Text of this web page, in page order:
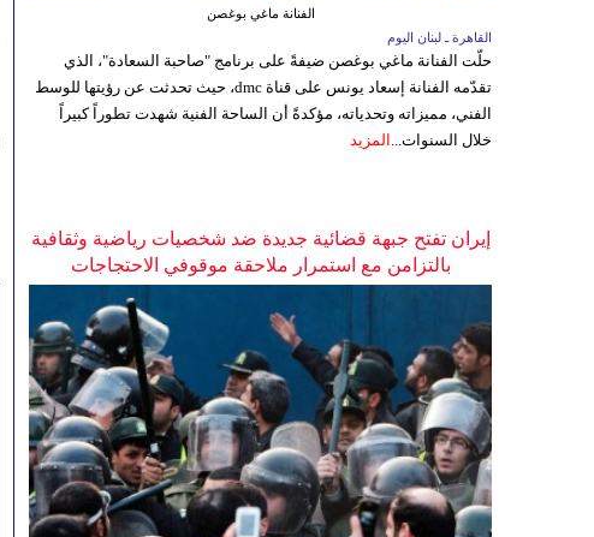
الفنانة ماغي بوغصن
القاهرة ـ لبنان اليوم
حلّت الفنانة ماغي بوغصن ضيفةً على برنامج "صاحبة السعادة"، الذي
تقدّمه الفنانة إسعاد يونس على قناة dmc، حيث تحدثت عن رؤيتها للوسط
الفني، مميزاته وتحدياته، مؤكدةً أن الساحة الفنية شهدت تطوراً كبيراً
خلال السنوات... المزيد
إيران تفتح جبهة قضائية جديدة ضد شخصيات رياضية وثقافية
بالتزامن مع استمرار ملاحقة موقوفي الاحتجاجات